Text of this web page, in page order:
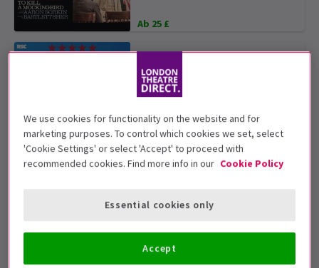
Ab 25 £
Cyrano de Bergerac
4.5
Arcadia
Phantom of the Opera
4.8
We use cookies for functionality on the website and for
marketing purposes. To control which cookies we set, select
'Cookie Settings' or select 'Accept' to proceed with
recommended cookies. Find more info in our Cookie Policy
Essential cookies only
Accept